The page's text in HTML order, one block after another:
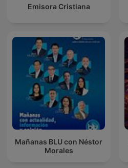
Emisora Cristiana
Mañanas BLU con Néstor
Morales